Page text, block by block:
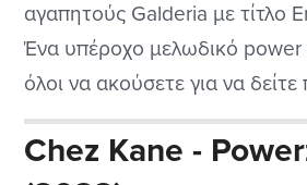
αγαπητούς Galderia με τίτλο
Ένα υπέροχο μελωδικό power
όλοι να ακούσετε για να
από την Γαλλία κατάφεραν να
τόσο εντυπωσιακό που ούτε
Chez Kane -